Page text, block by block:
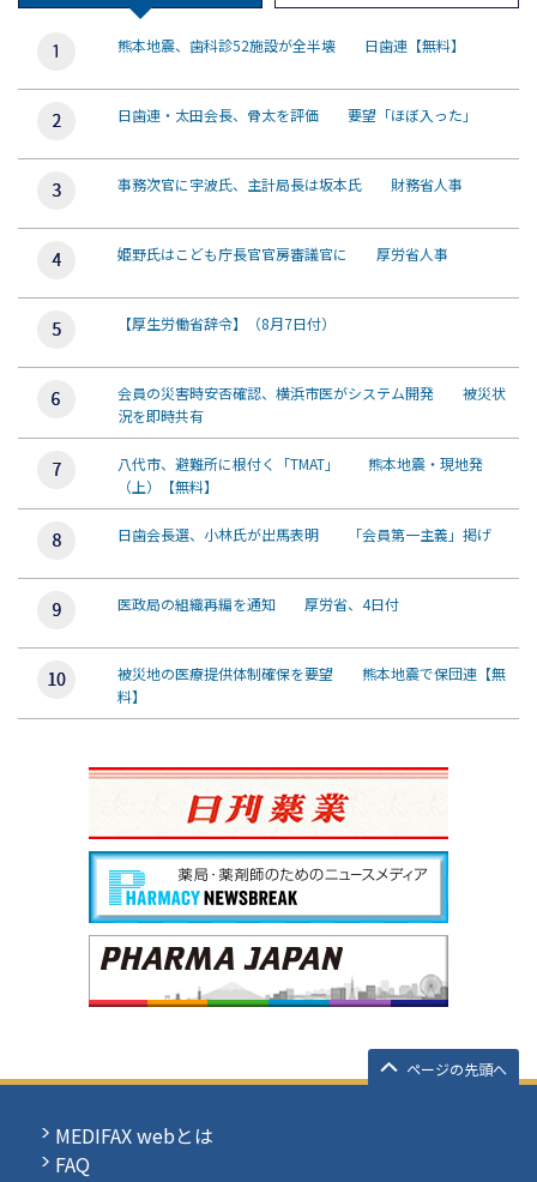
熊本地震、歯科診52施設が全半壊 日歯連【無料】
日歯連・太田会長、骨太を評価 要望「ほぼ入った」
事務次官に宇波氏、主計局長は坂本氏 財務省人事
姫野氏はこども庁長官官房審議官に 厚労省人事
【厚生労働省辞令】（8月7日付）
会員の災害時安否確認、横浜市医がシステム開発 被災状
況を即時共有
八代市、避難所に根付く「TMAT」 熊本地震・現地発
（上）【無料】
日歯会長選、小林氏が出馬表明 「会員第一主義」掲げ
医政局の組織再編を通知 厚労省、4日付
被災地の医療提供体制確保を要望 熊本地震で保団連【無
料】
ページの先頭へ
MEDIFAX webとは
FAQ